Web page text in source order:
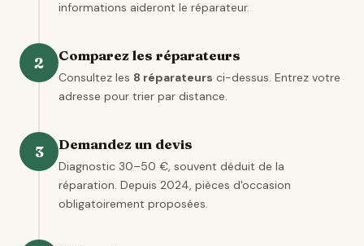
informations aideront le réparateur.
2 Comparez les réparateurs
Consultez les 8 réparateurs ci-dessus. Entrez votre
adresse pour trier par distance.
3 Demandez un devis
Diagnostic 30–50 €, souvent déduit de la
réparation. Depuis 2024, pièces d'occasion
obligatoirement proposées.